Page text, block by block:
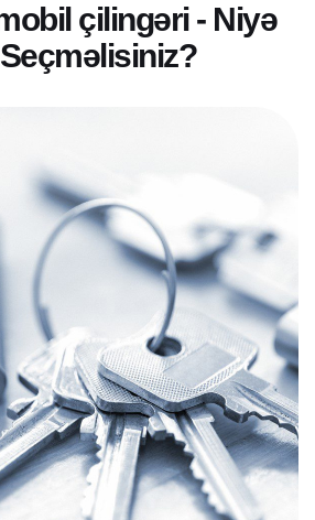
obil çil ingəri - Niyə
Seçməl isiniz?